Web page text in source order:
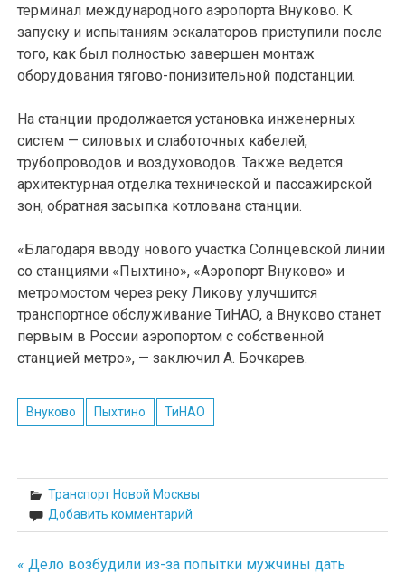
терминал международного аэропорта Внуково. К
запуску и испытаниям эскалаторов приступили после
того, как был полностью завершен монтаж
оборудования тягово-понизительной подстанции.
На станции продолжается установка инженерных
систем — силовых и слаботочных кабелей,
трубопроводов и воздуховодов. Также ведется
архитектурная отделка технической и пассажирской
зон, обратная засыпка котлована станции.
«Благодаря вводу нового участка Солнцевской линии
со станциями «Пыхтино», «Аэропорт Внуково» и
метромостом через реку Ликову улучшится
транспортное обслуживание ТиНАО, а Внуково станет
первым в России аэропортом с собственной
станцией метро», — заключил А. Бочкарев.
Внуково Пыхтино ТиНАО
Транспорт Новой Москвы
Добавить комментарий
« Дело возбудили из-за попытки мужчины дать